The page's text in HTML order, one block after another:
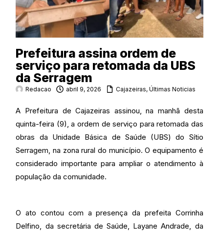
Prefeitura assina ordem de
serviço para retomada da UBS
da Serragem
Redacao abril 9, 2026 Cajazeiras,Últimas Noticias
A Prefeitura de Cajazeiras assinou, na manhã desta
quinta-feira (9), a ordem de serviço para retomada das
obras da Unidade Básica de Saúde (UBS) do Sítio
Serragem, na zona rural do município. O equipamento é
considerado importante para ampliar o atendimento à
população da comunidade.
O ato contou com a presença da prefeita Corrinha
Delfino, da secretária de Saúde, Layane Andrade, da